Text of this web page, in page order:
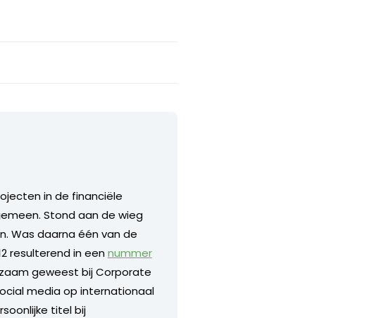
in de financiële
Stond aan de wieg
Was daarna één van de
resulterend in eennummer
geweest bij Corporate
media op internationaal
titel bij